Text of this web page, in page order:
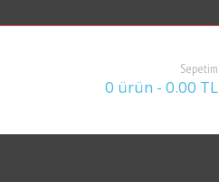
Sepetim
0 ürün - 0.00 TL